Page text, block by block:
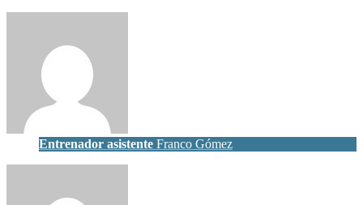
Entrenador asistente Franco Gómez